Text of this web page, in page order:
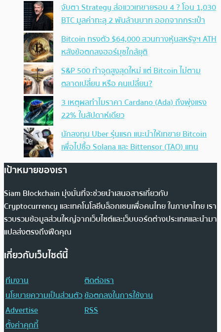
จับตา Strategy ส่อแววเทขายรอบ 4 ? โอน 1,030
BTC มูลค่าทะลุ 2 พันล้านบาท ออกจากกระเป๋า
Bitcoin ทรงตัว $64,000 สวนทางหุ้นสหรัฐฯ ATH
หลังข้อตกลงฮอร์มุซใกล้ยุติ
S&P 500 ทำจุดสูงสุดใหม่ แต่ Bitcoin ไม่ตาม
ตลาดเปลี่ยน หรือ คนเปลี่ยน?
3 เหตุผลทำไมราคา Cardano (Ada) ถึงพุ่งแรง
22% ในสัปดาห์เดียว
นักลงทุน Uber รุ่นแรก แนะนำให้เทขาย Bitcoin
เพื่อไปซื้อ Solana และ Bittensor (TAO) แทน
เป้าหมายของเรา
Siam Blockchain มุ่งมั่นที่จะช่วยนำเสนอสารเกี่ยวกับ
Cryptocurrency และเทคโนโลยีบล็อกเชนเพื่อคนไทย ในภาษาไทย เรา
รวบรวมข้อมูลส่วนใหญ่จากเว็บไซต์และเว็บบอร์ดต่างประเทศและนำมา
แปลส่งตรงถึงฟีดคุณ
เกี่ยวกับเว็บไซต์นี้
ทีมงาน
ติดต่อเรา
นโยบายความเป็นส่วนตัวข้อตกลงในการใช้งาน
Advertise
RSS
ตั้งค่าคุกกี้